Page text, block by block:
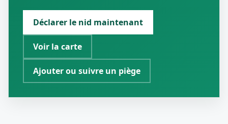
Déclarer le nid maintenant
Voir la carte
Ajouter ou suivre un piège